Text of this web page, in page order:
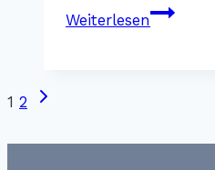
Weiterlesen
Seitennavigation
1 2
Nächste